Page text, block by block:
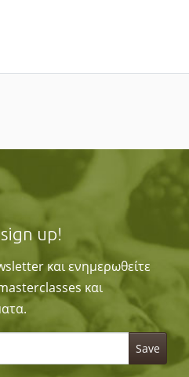
up!
και ενημερωθείτε
και